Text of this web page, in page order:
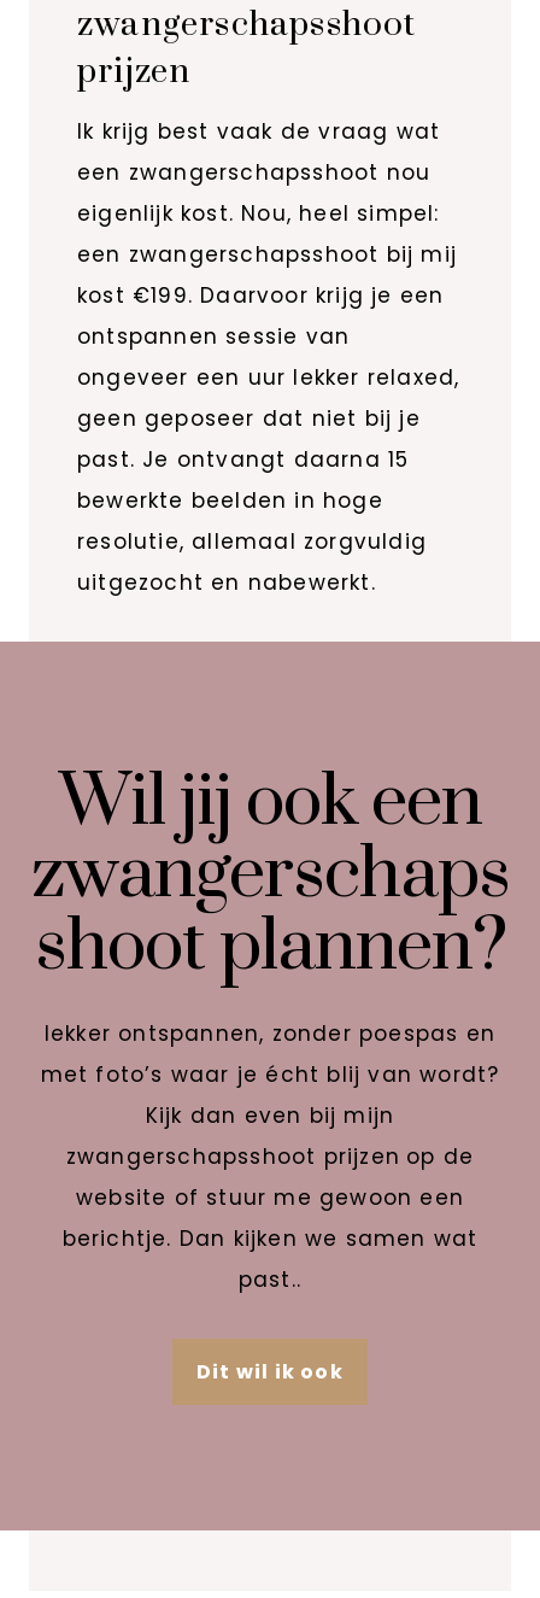
zwangerschapsshoot
prijzen
Ik krijg best vaak de vraag wat
een zwangerschapsshoot nou
eigenlijk kost. Nou, heel simpel:
een zwangerschapsshoot bij mij
kost €199. Daarvoor krijg je een
ontspannen sessie van
ongeveer een uur lekker relaxed,
geen geposeer dat niet bij je
past. Je ontvangt daarna 15
bewerkte beelden in hoge
resolutie, allemaal zorgvuldig
uitgezocht en nabewerkt.
Wil jij ook een
zwangerschaps
shoot plannen?
lekker ontspannen, zonder poespas en
met foto’s waar je écht blij van wordt?
Kijk dan even bij mijn
zwangerschapsshoot prijzen op de
website of stuur me gewoon een
berichtje. Dan kijken we samen wat
past..
Dit wil ik ook